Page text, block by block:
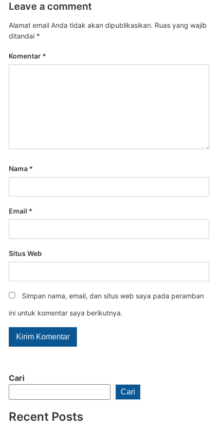
Cari
Cari
Recent Posts
Leave a comment
Alamat email Anda tidak akan dipublikasikan. Ruas yang wajib
ditandai *
Komentar *
Nama *
Email *
Situs Web
Simpan nama, email, dan situs web saya pada peramban
ini untuk komentar saya berikutnya.